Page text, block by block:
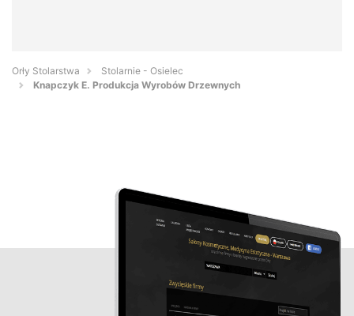
Orły Stolarstwa
Stolarnie - Osielec
Knapczyk E. Produkcja Wyrobów Drzewnych